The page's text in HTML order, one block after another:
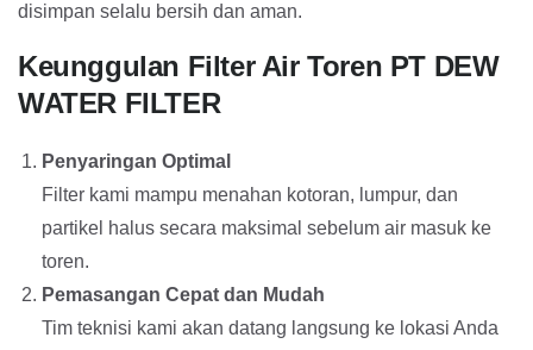
disimpan selalu bersih dan aman.
Keunggulan Filter Air Toren PT DEW
WATER FILTER
Penyaringan Optimal
Filter kami mampu menahan kotoran, lumpur, dan
partikel halus secara maksimal sebelum air masuk ke
toren.
Pemasangan Cepat dan Mudah
Tim teknisi kami akan datang langsung ke lokasi Anda